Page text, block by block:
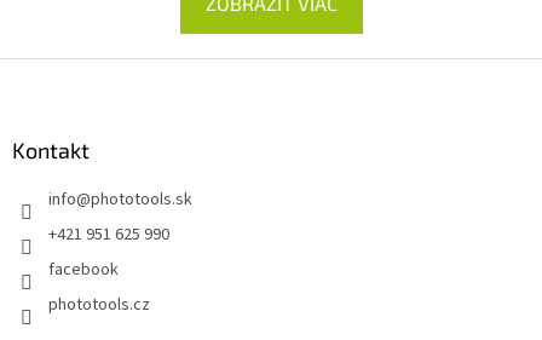
Kontakt
info@phototools.sk
+421 951 625 990
facebook
phototools.cz